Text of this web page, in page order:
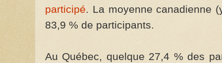
participé. La moyenne canadienne
83,9 % de participants.
Au Québec, quelque 27,4 % des